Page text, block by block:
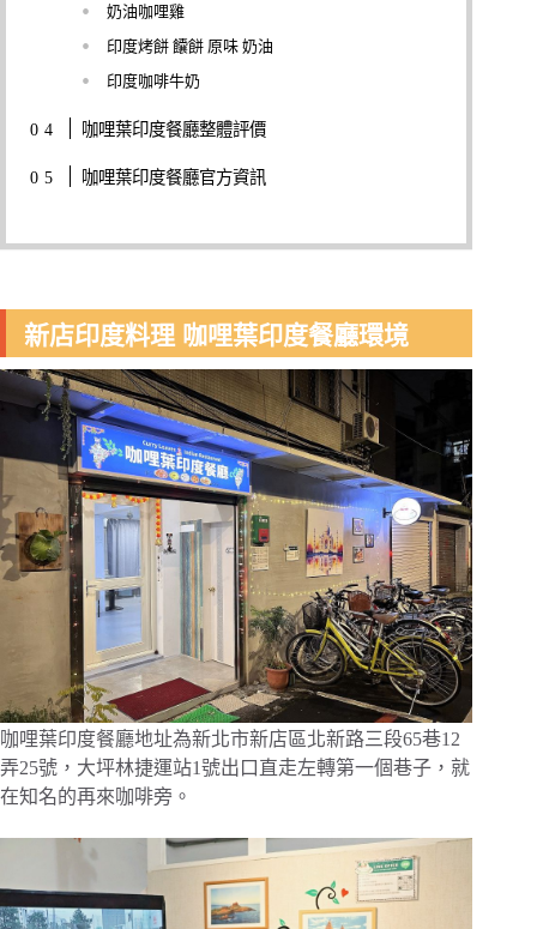
奶油咖哩雞
印度烤餅 饢餅 原味 奶油
印度咖啡牛奶
咖哩葉印度餐廳整體評價
咖哩葉印度餐廳官方資訊
新店印度料理 咖哩葉印度餐廳環境
咖哩葉印度餐廳地址為新北市新店區北新路三段65巷12
弄25號，大坪林捷運站1號出口直走左轉第一個巷子，就
在知名的再來咖啡旁。